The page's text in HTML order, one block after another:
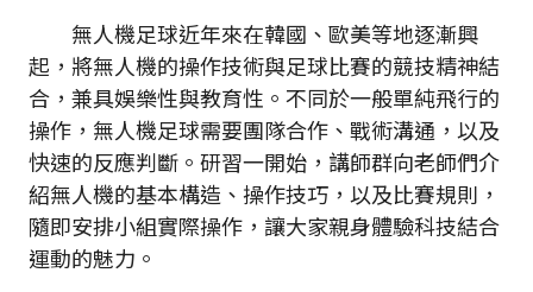
無人機足球近年來在韓國、歐美等地逐漸興
起，將無人機的操作技術與足球比賽的競技精神結
合，兼具娛樂性與教育性。不同於一般單純飛行的
操作，無人機足球需要團隊合作、戰術溝通，以及
快速的反應判斷。研習一開始，講師群向老師們介
紹無人機的基本構造、操作技巧，以及比賽規則，
隨即安排小組實際操作，讓大家親身體驗科技結合
運動的魅力。